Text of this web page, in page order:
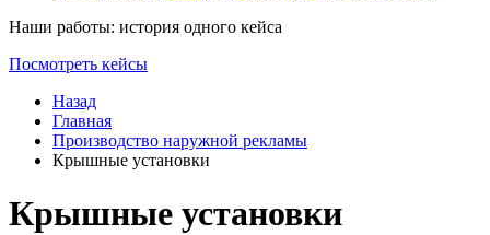
Наши работы: история одного кейса
Посмотреть кейсы
Назад
Главная
Производство наружной рекламы
Крышные установки
Крышные установки